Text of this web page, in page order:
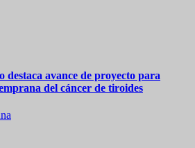
avance de proyecto para
del cáncer de tiroides